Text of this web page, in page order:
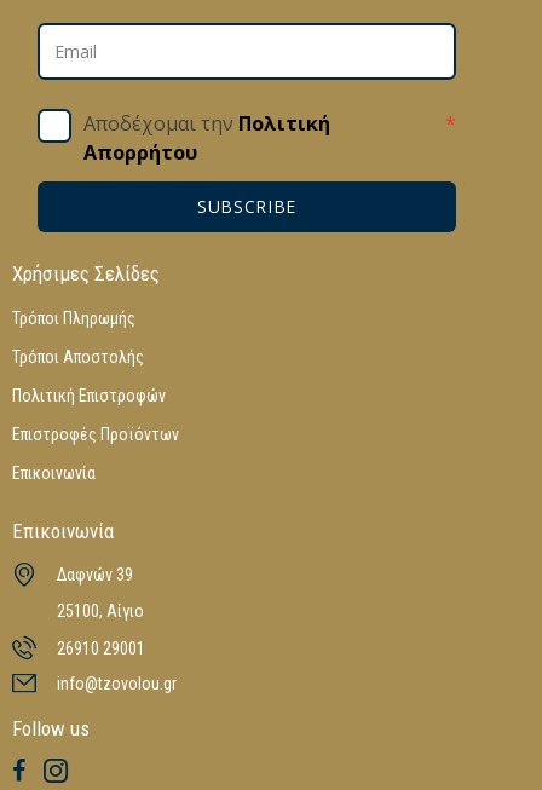
Αποδέχομαι την Πολιτική
Απορρήτου
*
SUBSCRIBE
Χρήσιμες Σελίδες
Τρόποι Πληρωμής
Τρόποι Αποστολής
Πολιτική Επιστροφών
Επιστροφές Προϊόντων
Επικοινωνία
Επικοινωνία
Δαφνών 39
25100, Αίγιο
26910 29001
info@tzovolou.gr
Follow us